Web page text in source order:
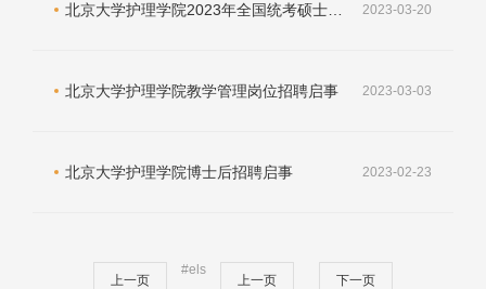
2023-03-20
北京大学护理学院2023年全国统考硕士研究生复试细则
2023-03-03
北京大学护理学院教学管理岗位招聘启事
2023-02-23
北京大学护理学院博士后招聘启事
上一页
#els
上一页 下一页